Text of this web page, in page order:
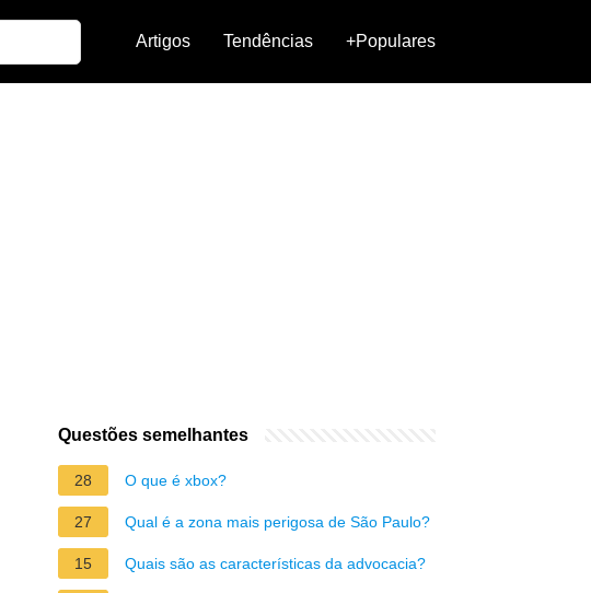
Artigos Tendências +Populares
Questões semelhantes
28 O que é xbox?
27 Qual é a zona mais perigosa de São Paulo?
15 Quais são as características da advocacia?